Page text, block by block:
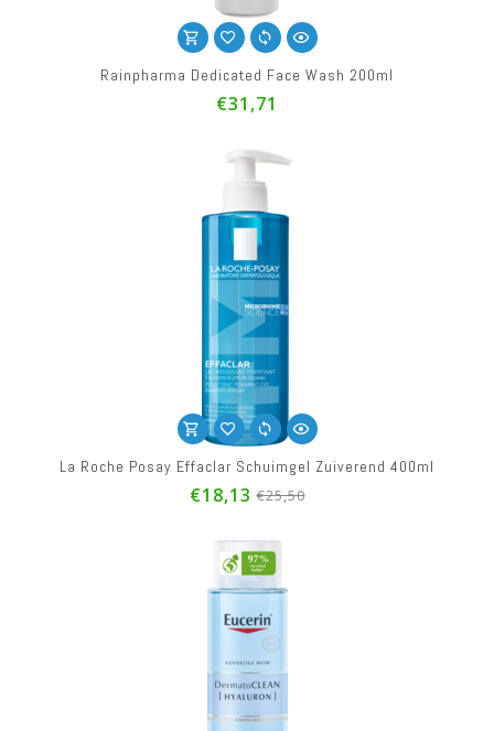
Rainpharma Dedicated Face Wash 200ml
€31,71
La Roche Posay Effaclar Schuimgel Zuiverend 400ml
€18,13 €25,50